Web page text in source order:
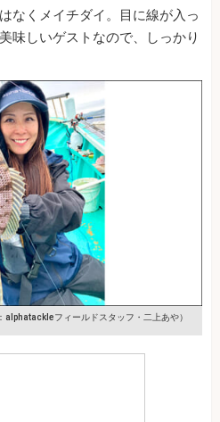
なくメイチダイ。目に線が入っ
味しいゲストなので、しっかり
alphatackleフィールドスタッフ・二上あや）